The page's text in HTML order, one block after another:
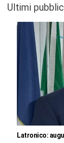
Ultimi
Latronico: